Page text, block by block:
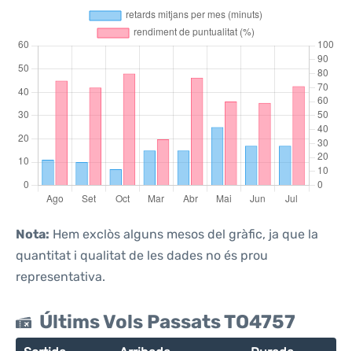
Nota: Hem exclòs alguns mesos del gràfic, ja que la
quantitat i qualitat de les dades no és prou
representativa.
Últims Vols Passats TO4757